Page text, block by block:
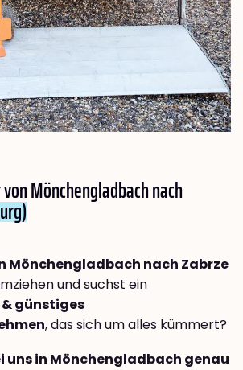
Mönchengladbach nach
Mönchengladbach nach Zabrze
und suchst ein
günstiges
, das sich um alles kümmert?
uns in Mönchengladbach genau